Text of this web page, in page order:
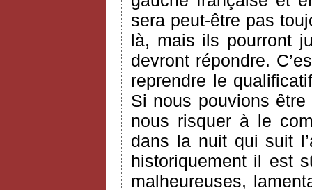
sera peut-être pas
là, mais ils pourront
devront répondre.
reprendre le
Si nous pouvions
nous risquer à le
dans la nuit qui suit
historiquement il est
malheureuses,